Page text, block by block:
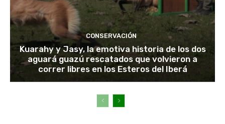
CONSERVACIÓN
Kuarahy y Jasy, la emotiva historia de los dos
aguará guazú rescatados que volvieron a
correr libres en los Esteros del Iberá